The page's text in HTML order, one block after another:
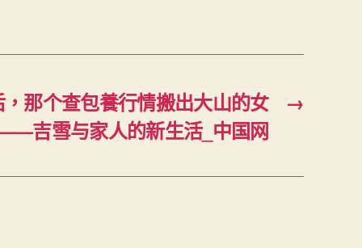
→
那个查包養行情搬出大山的女
吉雪与家人的新生活_中国网